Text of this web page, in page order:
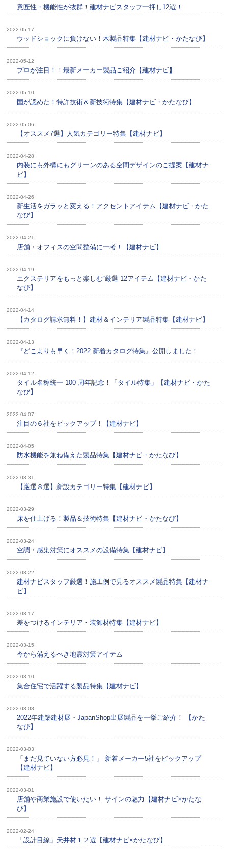
意匠性・機能 性が抜群！建材ナビスタッフ一押し12選！
2022-05-17
ウッドショックに負けない！木製品特集【建材ナビ・かたなび】
2022-05-12
プロが注目！！最新メーカー製品ご紹介【建材ナビ】
2022-05-10
国が認めた！特許技術＆新技術特集【建材ナビ・かたなび】
2022-05-06
【オススメ7選】人気カテゴリー特集【建材ナビ】
2022-04-28
内装にも外構にもグリーンのある空間デザインのご提案【建材ナ
ビ】
2022-04-26
新生活をガラッと変える！アクセントアイテム【建材ナビ・かた
なび】
2022-04-21
店舗・オフィスの空間整備に一考！【建材ナビ】
2022-04-19
エクステリアをもっと楽しむ“厳選”12アイテム【建材ナビ・かた
なび】
2022-04-14
【カタログ請求無料！】建材＆インテリア製品特集【建材ナビ】
2022-04-13
『どこよりも早く！2022 新着カタログ特集』公開しました！
2022-04-12
タイル名称統一 100 周年記念！「タイル特集」【建材ナビ・かた
なび】
2022-04-07
注目の６社をピックアップ！【建材ナビ】
2022-04-05
防水機能を兼ね備えた製品特集【建材ナビ・かたなび】
2022-03-31
【厳選８選】新設カテゴリー特集【建材ナビ】
2022-03-29
床を仕上げる！製品＆技術特集【建材ナビ・かたなび】
2022-03-24
空調・感染対策にオススメの設備特集【建材ナビ】
2022-03-22
建材ナビスタッフ厳選！施工例で見るオススメ製品特集【建材ナ
ビ】
2022-03-17
差をつけるインテリア・装飾材特集【建材ナビ】
2022-03-15
今から備えるべき地震対策アイテム
2022-03-10
集合住宅で活躍する製品特集【建材ナビ】
2022-03-08
2022年建築建材展・JapanShop出展製品を一挙ご紹介！ 【かた
なび】
2022-03-03
「まだ見ていない方必見！」 新着メーカー5社をピックアップ
【建材ナビ】
2022-03-01
店舗や商業施設で使いたい！ サインの魅力【建材ナビ×かたな
び】
2022-02-24
「設計目線」天井材１２選【建材ナビ×かたなび】